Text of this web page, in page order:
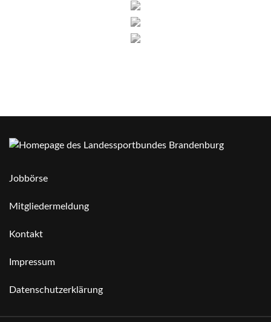
Jobbörse
Mitgliedermeldung
Kontakt
Impressum
Datenschutzerklärung